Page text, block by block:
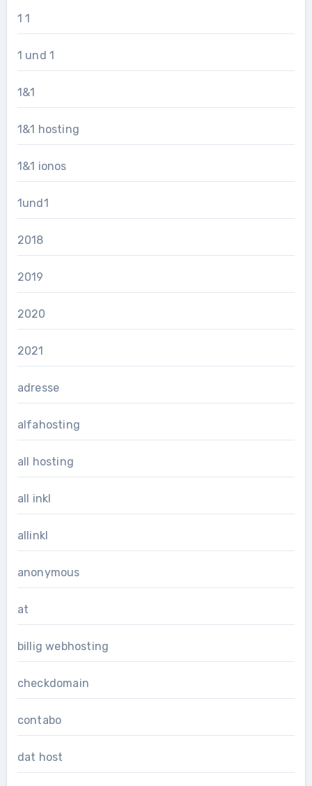
1 1
1 und 1
1&1
1&1 hosting
1&1 ionos
1und1
2018
2019
2020
2021
adresse
alfahosting
all hosting
all inkl
allinkl
anonymous
at
billig webhosting
checkdomain
contabo
dat host